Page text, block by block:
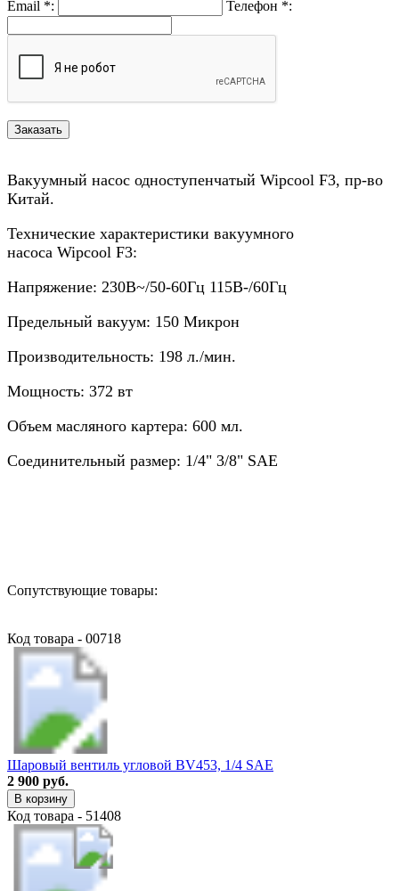
Email *: Телефон *:
Вакуумный насос одноступенчатый Wipcool F3, пр-во
Китай.
Технические характеристики вакуумного
насоса Wipcool F3:
Напряжение: 230В~/50-60Гц 115В-/60Гц
Предельный вакуум: 150 Микрон
Производительность: 198 л./мин.
Мощность: 372 вт
Объем масляного картера: 600 мл.
Соединительный размер: 1/4" 3/8" SAE
Сопутствующие товары:
Код товара - 00718
Шаровый вентиль угловой BV453, 1/4 SAE
2 900 руб.
В корзину
Код товара - 51408